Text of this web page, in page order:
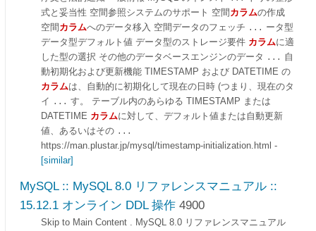
式と妥当性 空間参照システムのサポート 空間カラムの作成
空間カラムへのデータ移入 空間データのフェッチ ...
ータ型
データ型デフォルト値 データ型のストレージ要件 カラムに適
した型の選択 その他のデータベースエンジンのデータ
...
自
動初期化および更新機能 TIMESTAMP および DATETIME の
カラムは、自動的に初期化して現在の日時 (つまり、現在のタ
イ
... す。 テーブル内のあらゆる TIMESTAMP または
DATETIME カラムに対して、デフォルト値または自動更新
値、あるいはその ...
https://man.plustar.jp/mysql/timestamp-initialization.html -
[similar]
MySQL :: MySQL 8.0 リファレンスマニュアル ::
15.12.1 オンライン DDL 操作 4900
Skip to Main Content . MySQL 8.0 リファレンスマニュアル